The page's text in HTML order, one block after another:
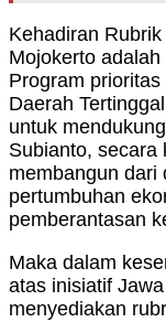
Kehadiran
Mojokerto
Program
Daerah
untuk
Subianto, secara
membangun dari
pertumbuhan
pemberantasan
Maka dalam
atas inisiatif
menyediakan